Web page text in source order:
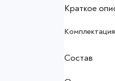
Краткое
Состав